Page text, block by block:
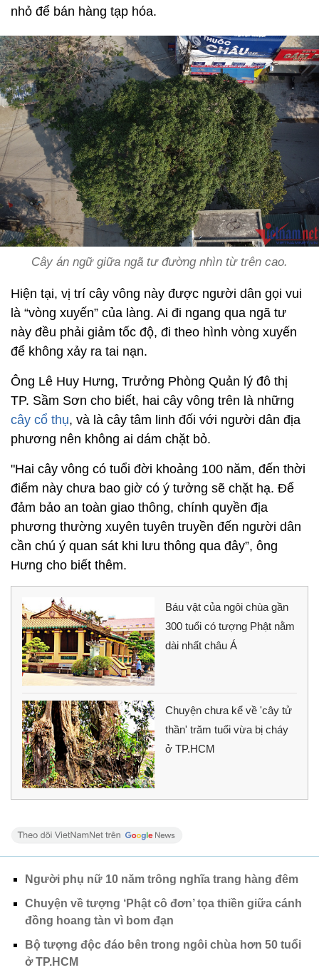
nhỏ để bán hàng tạp hóa.
Cây án ngữ giữa ngã tư đường nhìn từ trên cao.
Hiện tại, vị trí cây vông này được người dân gọi vui
là “vòng xuyến” của làng. Ai đi ngang qua ngã tư
này đều phải giảm tốc độ, đi theo hình vòng xuyến
để không xảy ra tai nạn.
Ông Lê Huy Hưng, Trưởng Phòng Quản lý đô thị
TP. Sầm Sơn cho biết, hai cây vông trên là những
cây cổ thụ, và là cây tâm linh đối với người dân địa
phương nên không ai dám chặt bỏ.
"Hai cây vông có tuổi đời khoảng 100 năm, đến thời
điểm này chưa bao giờ có ý tưởng sẽ chặt hạ. Để
đảm bảo an toàn giao thông, chính quyền địa
phương thường xuyên tuyên truyền đến người dân
cần chú ý quan sát khi lưu thông qua đây”, ông
Hưng cho biết thêm.
Báu vật của ngôi chùa gần
300 tuổi có tượng Phật nằm
dài nhất châu Á
Chuyện chưa kể về 'cây tử
thần' trăm tuổi vừa bị cháy
ở TP.HCM
Người phụ nữ 10 năm trông nghĩa trang hàng đêm
Chuyện về tượng ‘Phật cô đơn’ tọa thiền giữa cánh
đồng hoang tàn vì bom đạn
Bộ tượng độc đáo bên trong ngôi chùa hơn 50 tuổi
ở TP.HCM